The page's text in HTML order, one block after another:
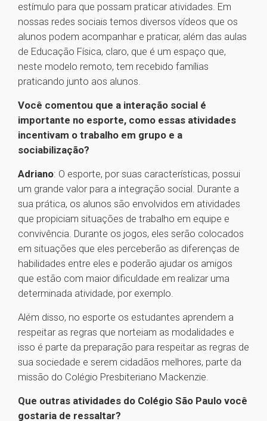
estímulo para que possam praticar atividades. Em
nossas redes sociais temos diversos vídeos que os
alunos podem acompanhar e praticar, além das aulas
de Educação Física, claro, que é um espaço que,
neste modelo remoto, tem recebido famílias
praticando junto aos alunos.
Você comentou que a interação social é
importante no esporte, como essas atividades
incentivam o trabalho em grupo e a
sociabilização?
Adriano: O esporte, por suas características, possui
um grande valor para a integração social. Durante a
sua prática, os alunos são envolvidos em atividades
que propiciam situações de trabalho em equipe e
convivência. Durante os jogos, eles serão colocados
em situações que eles perceberão as diferenças de
habilidades entre eles e poderão ajudar os amigos
que estão com maior dificuldade em realizar uma
determinada atividade, por exemplo.
Além disso, no esporte os estudantes aprendem a
respeitar as regras que norteiam as modalidades e
isso é parte da preparação para respeitar as regras de
sua sociedade e serem cidadãos melhores, parte da
missão do Colégio Presbiteriano Mackenzie.
Que outras atividades do Colégio São Paulo você
gostaria de ressaltar?